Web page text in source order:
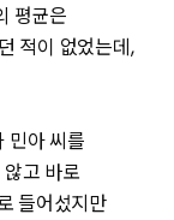
평균은
적이 없었는데,
민아 씨를
고 바로
들어섰지만